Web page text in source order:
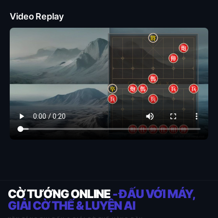
Video Replay
CỜ TƯỚNG ONLINE- ĐẤU VỚI MÁY,
GIẢI CỜ THẾ & LUYỆN AI